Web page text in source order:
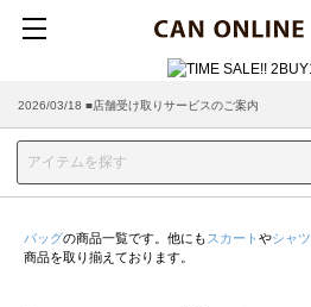
2026/03/18 ■店舗受け取りサービスのご案内
バッグの商品一覧です。他にも スカート やシャ
商品を取り揃えております。